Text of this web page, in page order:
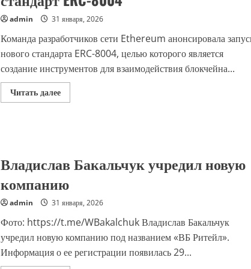
admin 31 января, 2026
Команда разработчиков сети Ethereum анонсировала
нового стандарта ERC-8004, целью которого является
создание инструментов для взаимодействия блокчейна...
Читать далееПрочитать
больше
ERC-
8004
Владислав Бакальчук учредил новую
компанию
admin 31 января, 2026
Фото: https://t.me/WBakalchuk Владислав Бакальчук
учредил новую компанию под названием «ВБ Ритейл».
Информация о ее регистрации появилась 29...